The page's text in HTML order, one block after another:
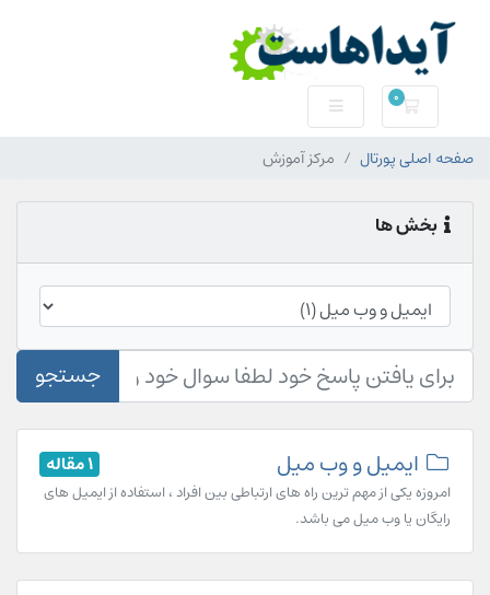
0
سبد خرید
صفحه اصلی پورتال
مرکز آموزش
بخش ها
جستجو
1 مقاله ایمیل و وب میل
امروزه یکی از مهم ترین راه های ارتباطی بین افراد ، استفاده از ایمیل های
رایگان یا وب میل می باشد.